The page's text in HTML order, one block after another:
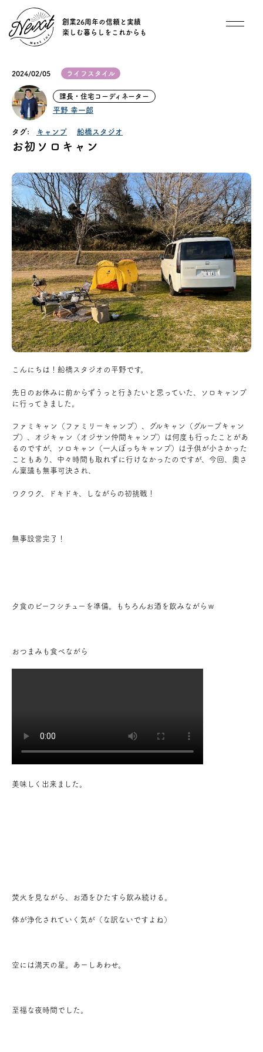
創業26周年の信頼と実績
楽しむ暮らしをこれからも
住宅商品
イベント
オーナー様インタビュー
ごあいさつ
チーム紹介
アクセス
ブログ
キャンペーン
SDGs
プライバシーポリシー
お問い合わせ
オンライン無料相談
2024/02/05 ライフスタイル
課長・住宅コーディネーター
平野 幸一郎
タグ: キャンプ 船橋スタジオ
お初ソロキャン
こんにちは！船橋スタジオの平野です。
先日のお休みに前からずうっと行きたいと思っていた、ソロキャンプ
に行ってきました。
ファミキャン（ファミリーキャンプ）、グルキャン（グループキャン
プ）、オジキャン（オジサン仲間キャンプ）は何度も行ったことがあ
るのですが、ソロキャン（一人ぼっちキャンプ）は子供が小さかった
こともあり、中々時間も取れずに行けなかったのですが、今回、奥さ
ん稟議も無事可決され、
ワクワク、ドキドキ、しながらの初挑戦！
無事設営完了！
夕食のビーフシチューを準備。もちろんお酒を飲みながらｗ
おつまみも食べながら
美味しく出来ました。
焚火を見ながら、お酒をひたすら飲み続ける。
体が浄化されていく気が（な訳ないですよね）
空には満天の星。あーしあわせ。
至福な夜時間でした。